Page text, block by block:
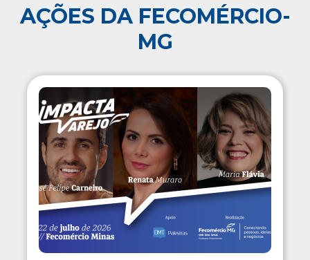
AÇÕES DA FECOMÉRCIO-
MG